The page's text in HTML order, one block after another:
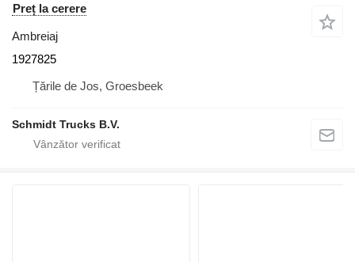
Preț la cerere
Ambreiaj
1927825
Țările de Jos, Groesbeek
Schmidt Trucks B.V.